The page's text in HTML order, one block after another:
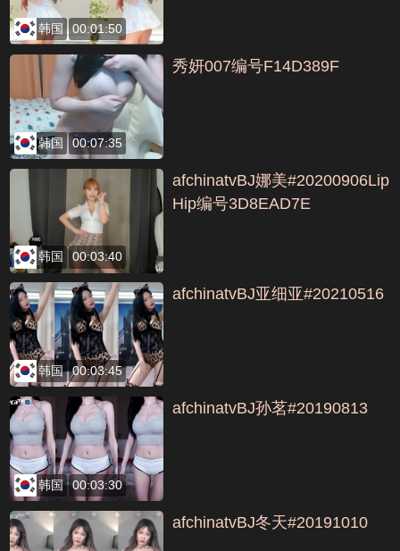
韩国 00:01:50
韩国 00:07:35
秀妍007编号F14D389F
韩国 00:03:40
afchinatvBJ娜美#20200906Lip
Hip编号3D8EAD7E
韩国 00:03:45
afchinatvBJ亚细亚#20210516
韩国 00:03:30
afchinatvBJ孙茗#20190813
afchinatvBJ冬天#20191010